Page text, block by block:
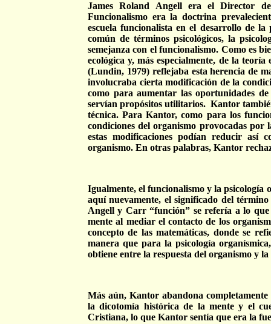
James Roland Angell era el Director
Funcionalismo era la doctrina
escuela funcionalista en el desarrollo de
común de términos psicológicos, la
semejanza con el funcionalismo. Como es
ecológica y, más especialmente, de la
(Lundin, 1979) reflejaba esta herencia de
involucraba cierta modificación de la
como para aumentar las oportunidades
servían propósitos utilitarios. Kantor
técnica. Para Kantor, como para los
condiciones del organismo provocadas por
estas modificaciones podían reducir así
organismo. En otras palabras, Kantor
Igualmente, el funcionalismo y la psicología
aquí nuevamente, el significado del
Angell y Carr “función” se refería a lo que
mente al mediar el contacto de los
concepto de las matemáticas, donde se
manera que para la psicología
obtiene entre la respuesta del organismo y
Más aún, Kantor abandona
la dicotomía histórica de la mente y el
Cristiana, lo que Kantor sentía que era la